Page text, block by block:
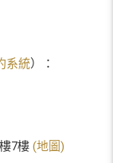
系統）：
7樓 (地圖)